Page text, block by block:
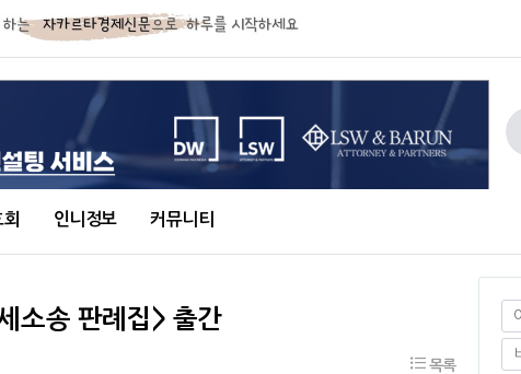
인니정보 커뮤니티
소송 판례집> 출간
목록